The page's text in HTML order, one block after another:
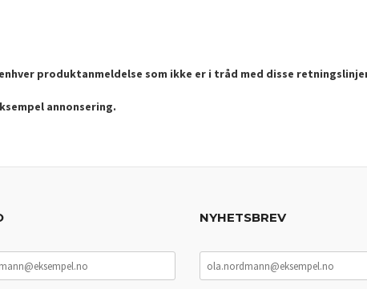
produktanmeldelse som ikke er i tråd med disse
annonsering.
NYHETSBREV